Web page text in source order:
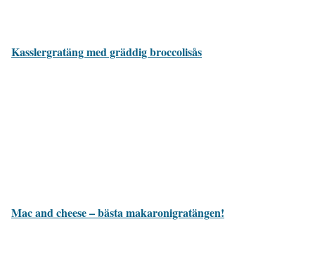
Kasslergratäng med gräddig broccolisås
Mac and cheese – bästa makaronigratängen!